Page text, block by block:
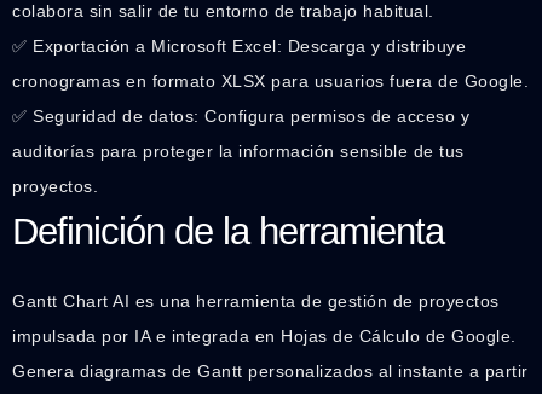
colabora sin salir de tu entorno de trabajo habitual.
✅ Exportación a Microsoft Excel: Descarga y distribuye
cronogramas en formato XLSX para usuarios fuera de Google.
✅ Seguridad de datos: Configura permisos de acceso y
auditorías para proteger la información sensible de tus
proyectos.
Definición de la herramienta
Gantt Chart AI es una herramienta de gestión de proyectos
impulsada por IA e integrada en Hojas de Cálculo de Google.
Genera diagramas de Gantt personalizados al instante a partir